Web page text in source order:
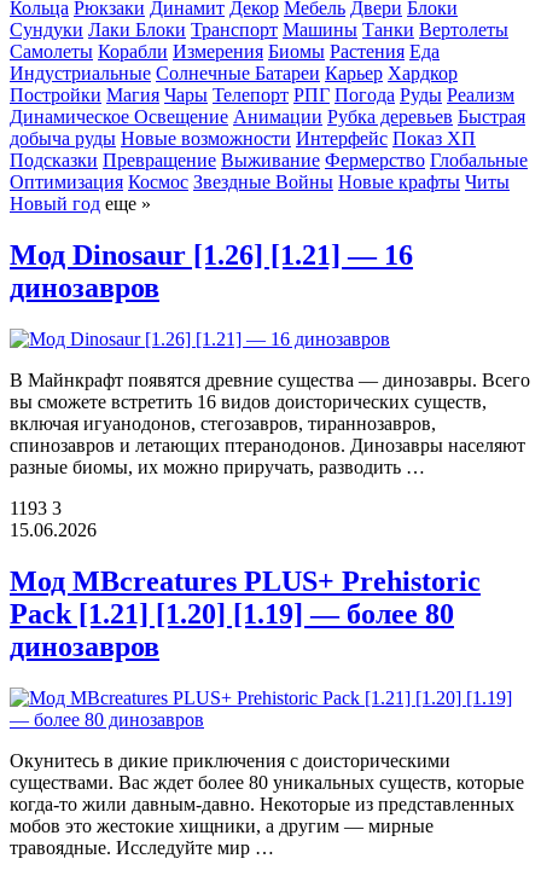
Кольца Рюкзаки Динамит Декор Мебель Двери Блоки
Сундуки Лаки Блоки Транспорт Машины Танки Вертолеты
Самолеты Корабли Измерения Биомы Растения Еда
Индустриальные Солнечные Батареи Карьер Хардкор
Постройки Магия Чары Телепорт РПГ Погода Руды Реализм
Динамическое Освещение Анимации Рубка деревьев Быстрая
добыча руды Новые возможности Интерфейс Показ ХП
Подсказки Превращение Выживание Фермерство Глобальные
Оптимизация Космос Звездные Войны Новые крафты Читы
Новый год еще »
Мод Dinosaur [1.26] [1.21] — 16
динозавров
В Майнкрафт появятся древние существа — динозавры. Всего
вы сможете встретить 16 видов доисторических существ,
включая игуанодонов, стегозавров, тираннозавров,
спинозавров и летающих птеранодонов. Динозавры населяют
разные биомы, их можно приручать, разводить …
1193 3
15.06.2026
Мод MBcreatures PLUS+ Prehistoric
Pack [1.21] [1.20] [1.19] — более 80
динозавров
Окунитесь в дикие приключения с доисторическими
существами. Вас ждет более 80 уникальных существ, которые
когда-то жили давным-давно. Некоторые из представленных
мобов это жестокие хищники, а другим — мирные
травоядные. Исследуйте мир …